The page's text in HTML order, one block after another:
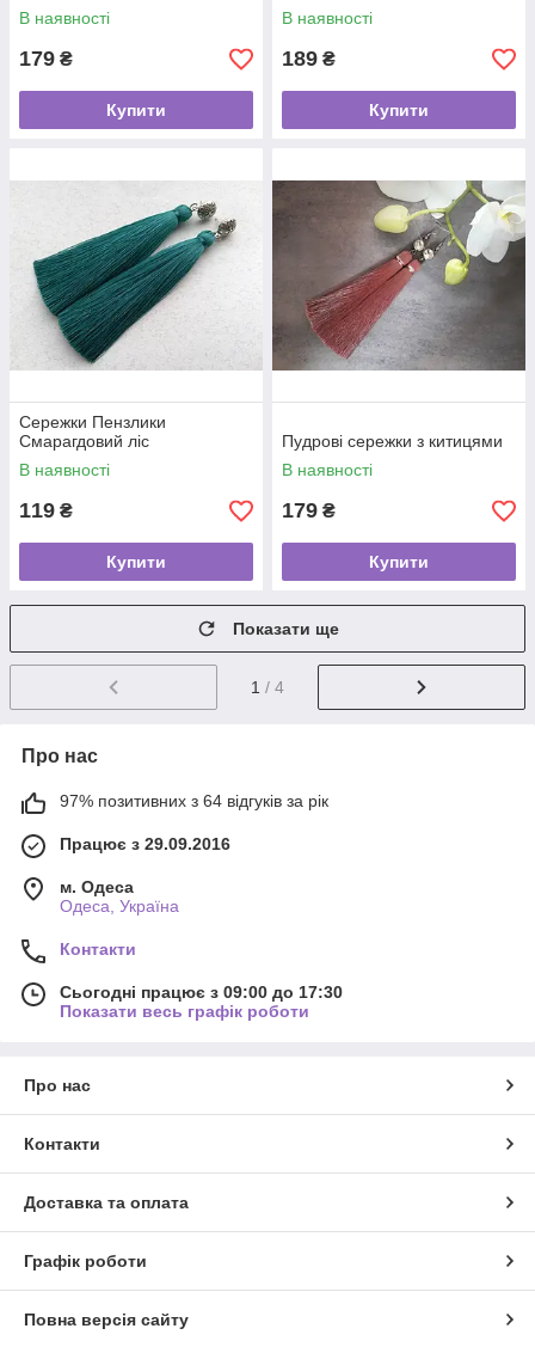
В наявності
179 ₴
Купити
В наявності
189 ₴
Купити
Сережки Пензлики
Смарагдовий ліс
В наявності
119 ₴
Купити
Пудрові сережки з китицями
В наявності
179 ₴
Купити
Показати ще
1 / 4
Про нас
97% позитивних з 64 відгуків за рік
Працює з 29.09.2016
м. Одеса
Одеса, Україна
Контакти
Сьогодні працює з 09:00 до 17:30
Показати весь графік роботи
Про нас
Контакти
Доставка та оплата
Графік роботи
Повна версія сайту